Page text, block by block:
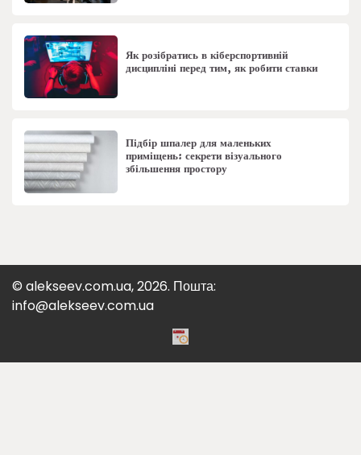
Як розібратись в кіберспортивній
дисципліні перед тим, як робити ставки
Підбір шпалер для маленьких
приміщень: секрети візуального
збільшення простору
© alekseev.com.ua, 2026. Пошта:
info@alekseev.com.ua